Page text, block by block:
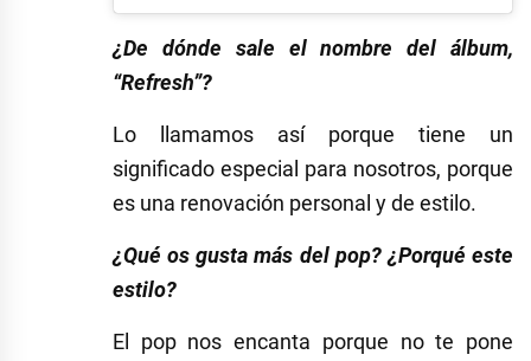
¿De dónde sale el nombre del álbum,
“Refresh”?
Lo llamamos así porque tiene un
significado especial para nosotros, porque
es una renovación personal y de estilo.
¿Qué os gusta más del pop? ¿Porqué este
estilo?
El pop nos encanta porque no te pone